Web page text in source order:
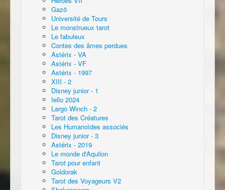
Gazö
Université de Tours
Le monstrueux tarot
Le fabuleux
Contes des âmes perdues
Astérix - VA
Astérix - VF
Astérix - 1997
XIII - 2
Disney junior - 1
Iello 2024
Largo Winch - 2
Tarot des Créatures
Les Humanoïdes associés
Disney junior - 3
Astérix - 2019
Le monde d'Aquilon
Tarot pour enfant
Goldorak
Tarot des Voyageurs V2